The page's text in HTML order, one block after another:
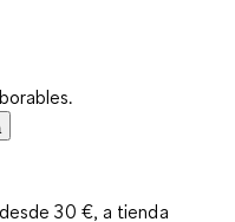
30 €, a tienda